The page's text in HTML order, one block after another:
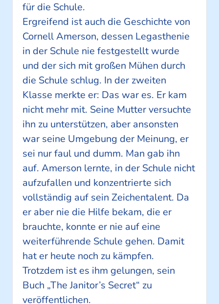
für die Schule.
Ergreifend ist auch die Geschichte von
Cornell Amerson, dessen Legasthenie
in der Schule nie festgestellt wurde
und der sich mit großen Mühen durch
die Schule schlug. In der zweiten
Klasse merkte er: Das war es. Er kam
nicht mehr mit. Seine Mutter versuchte
ihn zu unterstützen, aber ansonsten
war seine Umgebung der Meinung, er
sei nur faul und dumm. Man gab ihn
auf. Amerson lernte, in der Schule nicht
aufzufallen und konzentrierte sich
vollständig auf sein Zeichentalent. Da
er aber nie die Hilfe bekam, die er
brauchte, konnte er nie auf eine
weiterführende Schule gehen. Damit
hat er heute noch zu kämpfen.
Trotzdem ist es ihm gelungen, sein
Buch „The Janitor’s Secret“ zu
veröffentlichen.